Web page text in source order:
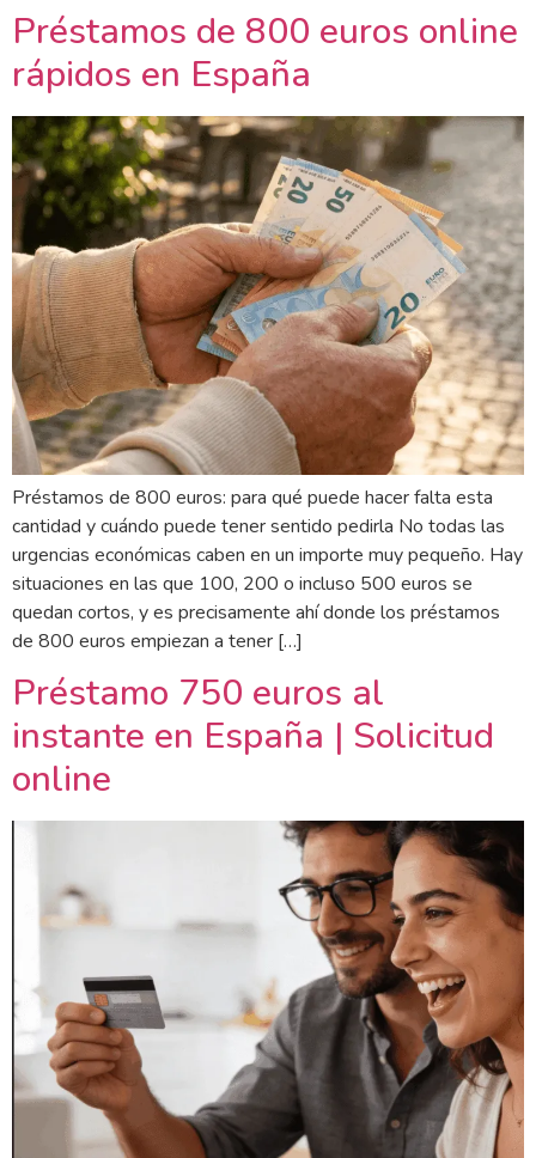
Préstamos de 800 euros online
rápidos en España
Préstamos de 800 euros: para qué puede hacer falta esta
cantidad y cuándo puede tener sentido pedirla No todas las
urgencias económicas caben en un importe muy pequeño. Hay
situaciones en las que 100, 200 o incluso 500 euros se
quedan cortos, y es precisamente ahí donde los préstamos
de 800 euros empiezan a tener […]
Préstamo 750 euros al
instante en España | Solicitud
online